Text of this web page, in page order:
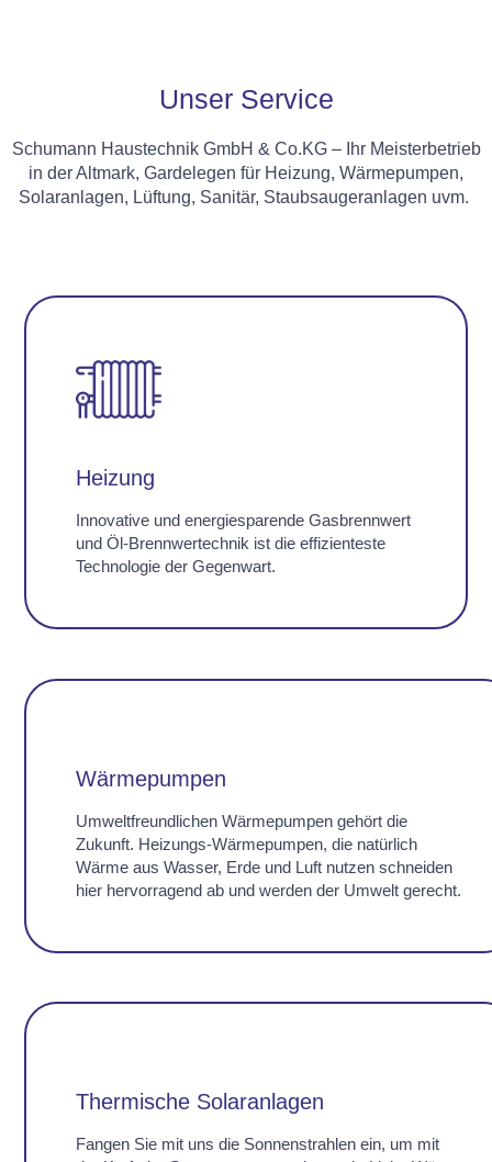
Unser Service
Schumann Haustechnik GmbH & Co.KG – Ihr Meisterbetrieb
in der Altmark, Gardelegen für Heizung, Wärmepumpen,
Solaranlagen, Lüftung, Sanitär, Staubsaugeranlagen uvm.
Heizung
Innovative und energiesparende Gasbrennwert
und Öl-Brennwertechnik ist die effizienteste
Technologie der Gegenwart.
Wärmepumpen
Umweltfreundlichen Wärmepumpen gehört die
Zukunft. Heizungs-Wärmepumpen, die natürlich
Wärme aus Wasser, Erde und Luft nutzen schneiden
hier hervorragend ab und werden der Umwelt gerecht.
Thermische Solaranlagen
Fangen Sie mit uns die Sonnenstrahlen ein, um mit